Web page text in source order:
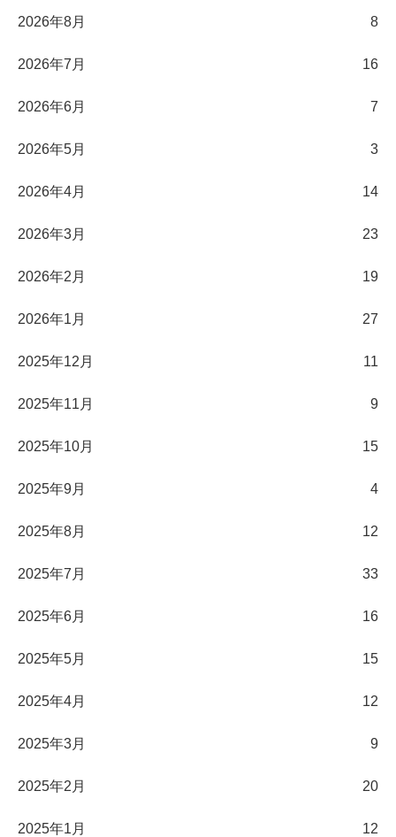
2026年8月 8
2026年7月 16
2026年6月 7
2026年5月 3
2026年4月 14
2026年3月 23
2026年2月 19
2026年1月 27
2025年12月 11
2025年11月 9
2025年10月 15
2025年9月 4
2025年8月 12
2025年7月 33
2025年6月 16
2025年5月 15
2025年4月 12
2025年3月 9
2025年2月 20
2025年1月 12